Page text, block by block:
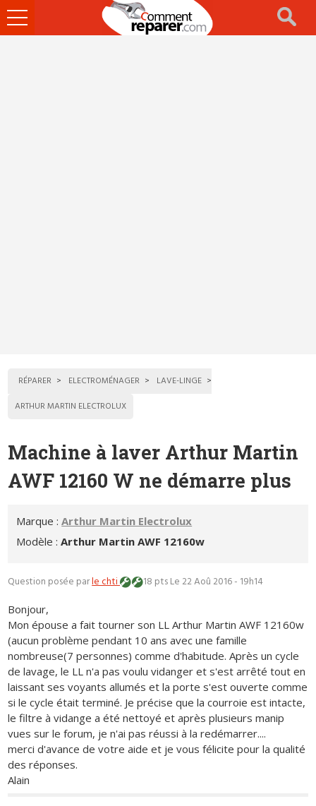
Ouvrir
le
RÉPARER ELECTROMÉNAGER
LAVE-LINGE
ARTHUR MARTIN ELECTROLUX
Machine à laver Arthur Martin
AWF 12160 W ne démarre plus
Marque :Arthur Martin Electrolux
Modèle :Arthur Martin AWF 12160w
Question posée parle chti 18 ptsLe 22 Aoû 2016 - 19h14
Bonjour,
Mon épouse a fait tourner son LL Arthur Martin AWF 12160w
(aucun problème pendant 10 ans avec une famille
nombreuse(7 personnes) comme d'habitude. Après un cycle
de lavage, le LL n'a pas voulu vidanger et s'est arrêté tout en
laissant ses voyants allumés et la porte s'est ouverte comme
si le cycle était terminé. Je précise que la courroie est intacte,
le filtre à vidange a été nettoyé et après plusieurs manip
vues sur le forum, je n'ai pas réussi à la redémarrer....
merci d'avance de votre aide et je vous félicite pour la qualité
des réponses.
Alain